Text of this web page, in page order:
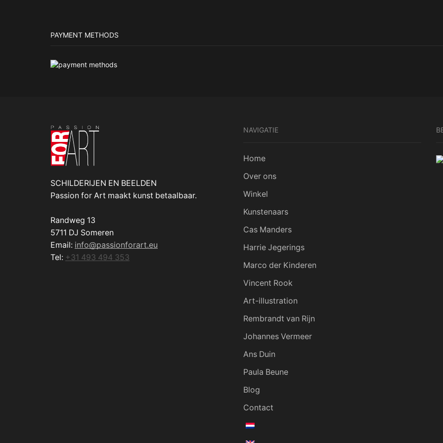
PAYMENT METHODS
SCHILDERIJEN EN BEELDEN
Passion for Art maakt kunst betaalbaar.
Randweg 13
5711 DJ Someren
Email: info@passionforart.eu
Tel: +31 493 494 353
NAVIGATIE
Home
Over ons
Winkel
Kunstenaars
Cas Manders
Harrie Jegerings
Marco der Kinderen
Vincent Rook
Art-illustration
Rembrandt van Rijn
Johannes Vermeer
Ans Duin
Paula Beune
Blog
Contact